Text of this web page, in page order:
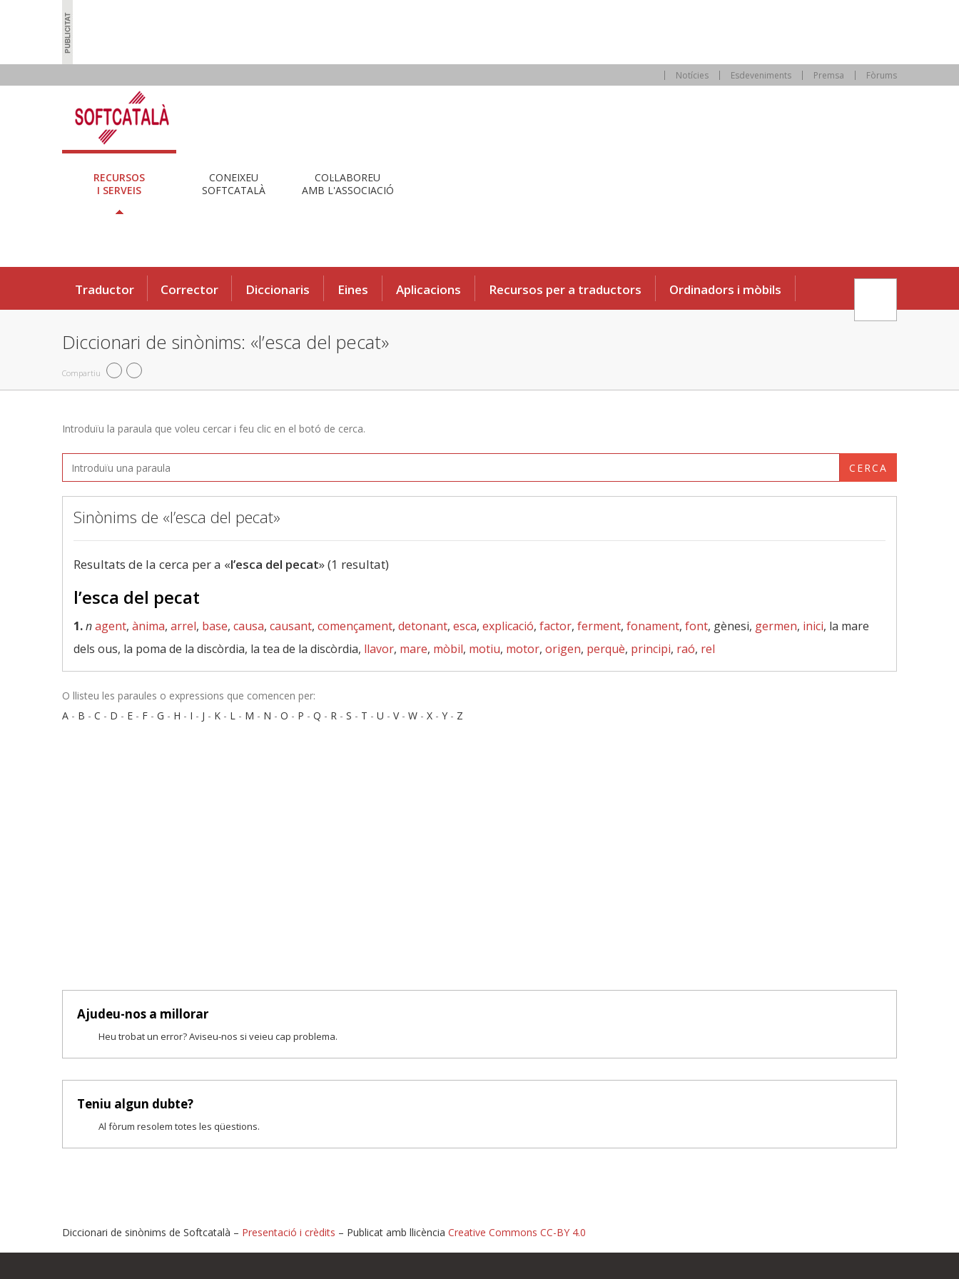
Notícies Esdeveniments Premsa Fòrums
RECURSOS
I SERVEIS
CONEIXEU
SOFTCATALÀ
COL·LABOREU
AMB L'ASSOCIACIÓ
Traductor Corrector Diccionaris Eines Aplicacions Recursos per a traductors Ordinadors i mòbils
Diccionari de sinònims: «l’esca del pecat»
Compartiu
Introduïu la paraula que voleu cercar i feu clic en el botó de cerca.
CERCA
Sinònims de «l’esca del pecat»
Resultats de la cerca per a «l’esca del pecat» (1 resultat)
l’esca del pecat
1.nagent, ànima, arrel, base, causa, causant, començament, detonant, esca, explicació, factor, ferment, fonament, font, gènesi, germen, inici, la mare
dels ous, la poma de la discòrdia, la tea de la discòrdia, llavor, mare, mòbil, motiu, motor, origen, perquè, principi, raó, rel
O llisteu les paraules o expressions que comencen per:
A - B - C - D - E - F - G - H - I - J - K - L - M - N - O - P - Q - R - S - T - U - V- W - X - Y - Z
Ajudeu-nos a millorar
Heu trobat un error? Aviseu-nos si veieu cap problema.
Teniu algun dubte?
Al fòrum resolem totes les qüestions.
Diccionari de sinònims de Softcatalà – Presentació i crèdits – Publicat amb llicència Creative Commons CC-BY 4.0